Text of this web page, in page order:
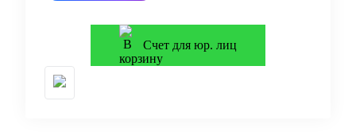
Счет для юр. лиц